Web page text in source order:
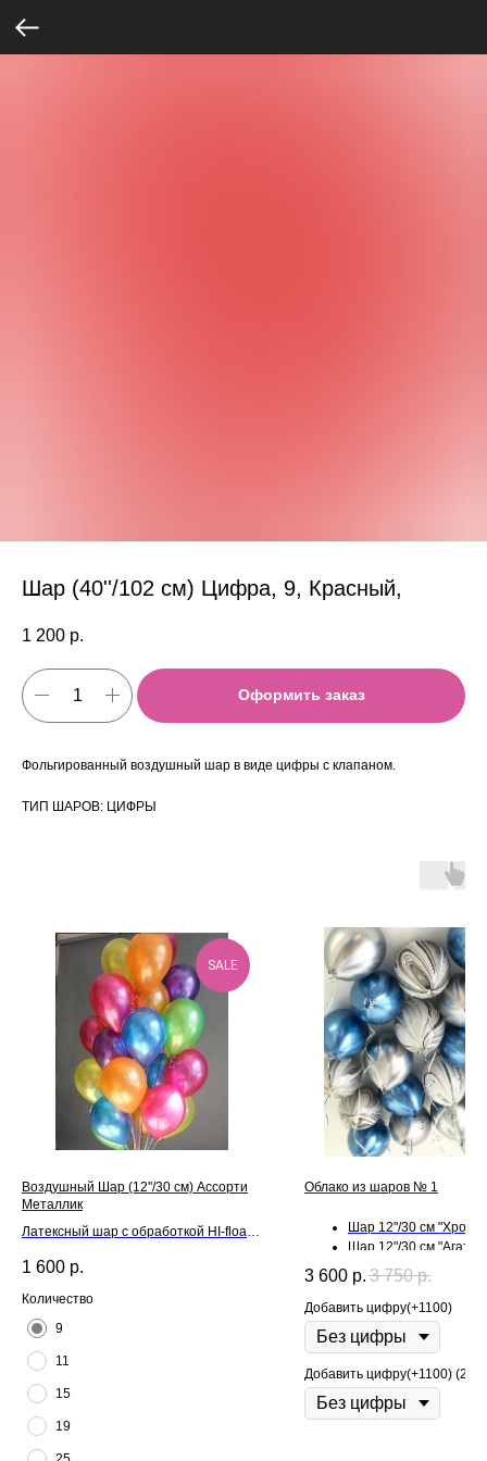
Шар (40''/102 см) Цифра, 9, Красный,
1 200 р.
Оформить заказ
Фольгированный воздушный шар в виде цифры с клапаном.
ТИП ШАРОВ: ЦИФРЫ
SALE
Воздушный Шар (12''/30 см) Ассорти
Металлик
Латексный шар с обработкой HI-float
1 600 р.
Количество
9
11
15
19
Облако из шаров № 1
Шар 12"/30 см "Хром"
Шар 12"/30 см "Агат" -
3 600 р. 3 750 р.
Добавить цифру(+1100)
Добавить цифру(+1100) (2)